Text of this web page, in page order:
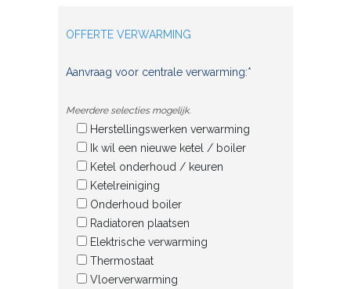
OFFERTE VERWARMING
Aanvraag voor centrale verwarming:*
Meerdere selecties mogelijk.
Herstellingswerken verwarming
Ik wil een nieuwe ketel / boiler
Ketel onderhoud / keuren
Ketelreiniging
Onderhoud boiler
Radiatoren plaatsen
Elektrische verwarming
Thermostaat
Vloerverwarming